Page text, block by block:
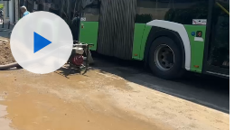
Watch